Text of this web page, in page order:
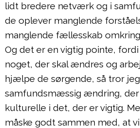
lidt bredere netværk og i
de oplever manglende
manglende fællesskab
Og det er en vigtig pointe,
noget, der skal ændres og
hjælpe de sørgende, så tror
samfundsmæssig ændring, der
kulturelle i det, der er vigtig.
måske godt sammen med, at